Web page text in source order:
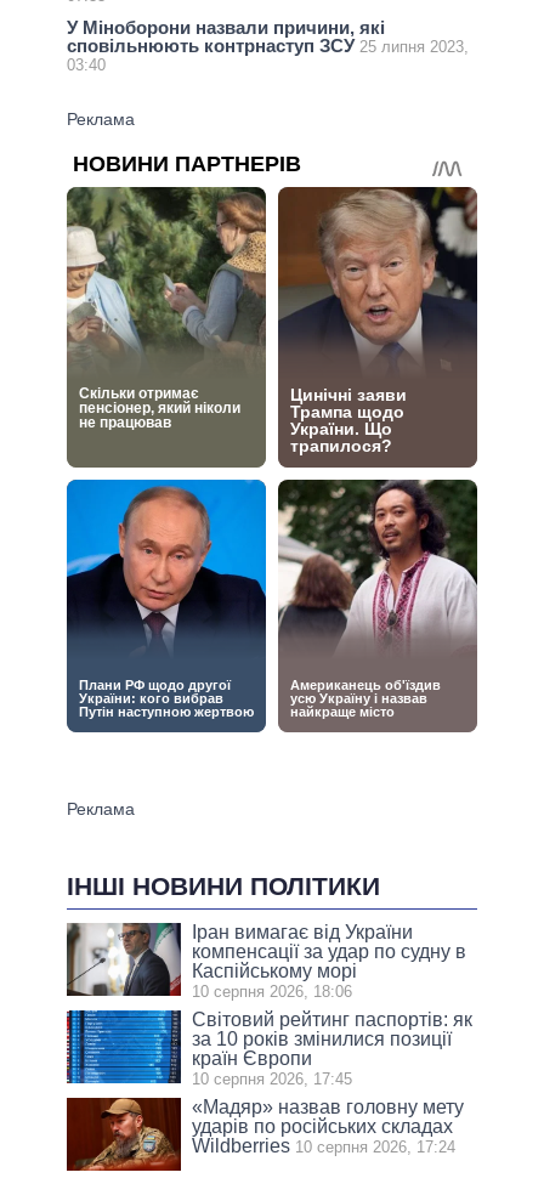
У Міноборони назвали причини, які
сповільнюють контрнаступ ЗСУ 25 липня 2023,
03:40
ІНШІ НОВИНИ ПОЛІТИКИ
Іран вимагає від України
компенсації за удар по судну в
Каспійському морі
10 серпня 2026, 18:06
Світовий рейтинг паспортів: як
за 10 років змінилися позиції
країн Європи
10 серпня 2026, 17:45
«Мадяр» назвав головну мету
ударів по російських складах
Wildberries 10 серпня 2026, 17:24